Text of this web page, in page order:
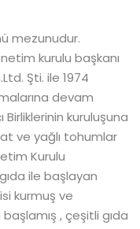
mezunudur.
kurulu başkanı
Şti. ile 1974
devam
kuruluşuna
ve yağlı tohumlar
Kurulu
gıda ile başlayan
kurmuş ve
, çeşitli gıda